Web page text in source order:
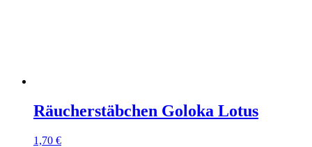
Räucherstäbchen Goloka Lotus
1,70 €